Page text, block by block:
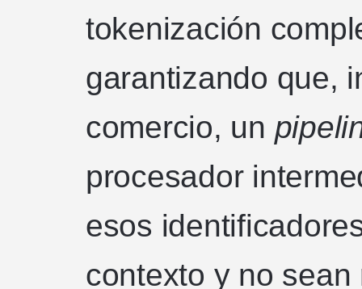
tokenización
garantizando que,
comercio, un
procesador
esos
contexto y no